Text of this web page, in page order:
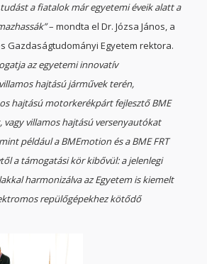
a fiatalok már egyetemi éveik alatt a
– mondta el Dr. Józsa János, a
Gazdaságtudományi Egyetem rektora.
az egyetemi innovatív
hajtású járművek terén,
hajtású motorkerékpárt fejlesztő BME
villamos hajtású versenyautókat
például a BMEmotion és a BME FRT
a támogatási kör kibővül: a jelenlegi
harmonizálva az Egyetem is kiemelt
repülőgépekhez kötődő